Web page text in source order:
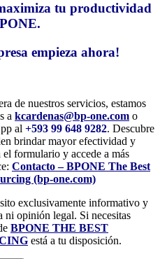
tu productividad
empieza ahora!
de nuestros servicios, estamos
a kcardenas@bp-one.com o
al +593 99 648 9282. Descubre
brindar mayor efectividad y
formulario y accede a más
Contacto – BPONE The Best
(bp-one.com)
exclusivamente informativo y
ni opinión legal. Si necesitas
BPONE THE BEST
está a tu disposición.